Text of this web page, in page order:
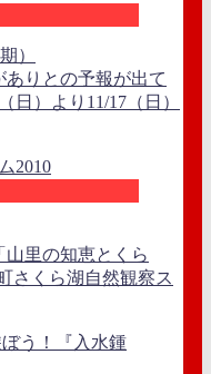
）
りとの予報が出て
日）より11/17（日）
山里の知恵とくら
さくら湖自然観察ス